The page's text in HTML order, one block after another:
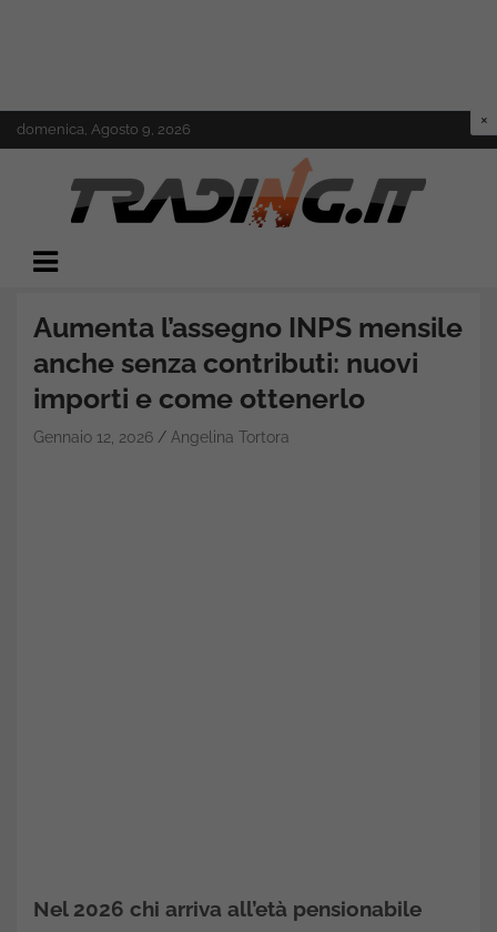
Skip
to
domenica, Agosto 9, 2026
Trading.it
Aumenta l’assegno INPS mensile
anche senza contributi: nuovi
importi e come ottenerlo
Gennaio 12, 2026 Angelina Tortora
Nel 2026 chi arriva all’età pensionabile